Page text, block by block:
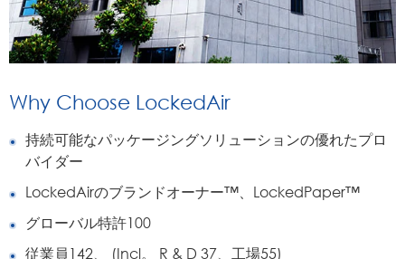
Why Choose LockedAir
持続可能なパッケージングソリューションの優れたプロ
バイダー
LockedAirのブランドオーナー™、LockedPaper™
グローバル特許100
従業員142、 (Incl。 R & D 37、工場55)